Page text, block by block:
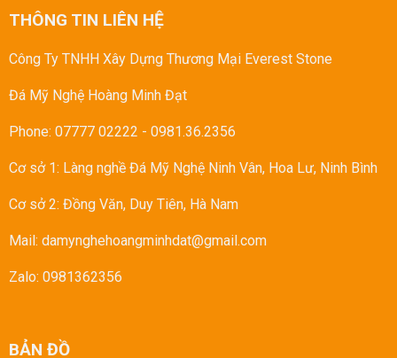
THÔNG TIN LIÊN HỆ
Công Ty TNHH Xây Dựng Thương Mại Everest Stone
Đá Mỹ Nghệ Hoàng Minh Đạt
Phone: 07777 02222 - 0981.36.2356
Cơ sở 1: Làng nghề Đá Mỹ Nghệ Ninh Vân, Hoa Lư, Ninh Bình
Cơ sở 2: Đồng Văn, Duy Tiên, Hà Nam
Mail: damynghehoangminhdat@gmail.com
Zalo: 0981362356
BẢN ĐỒ